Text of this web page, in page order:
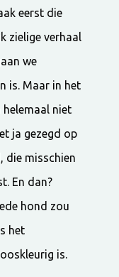
eerst die
zielige verhaal
we
is. Maar in het
niet
ja gezegd op
die misschien
En dan?
hond zou
het
is.